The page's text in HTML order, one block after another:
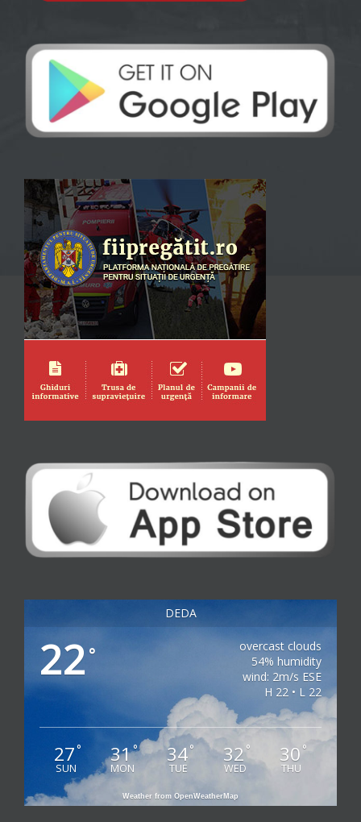
DEDA
22 °
overcast clouds
54% humidity
wind: 2m/s ESE
H 22 • L 22
27°
SUN
31°
MON
34°
TUE
32 °
WED
30 °
THU
Weather from OpenWeatherMap